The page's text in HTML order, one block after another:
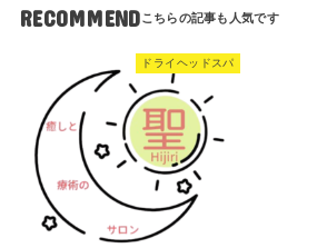
RECOMMEND
ドライヘッドスパ